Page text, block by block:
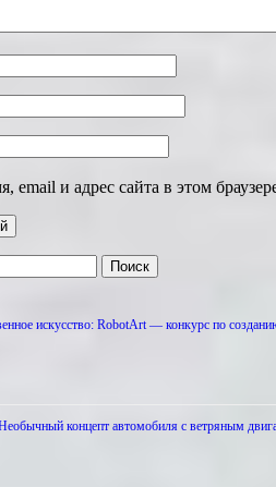
email и адрес сайта в этом
искусство: RobotArt — конкурс по
концепт автомобиля с ветряным